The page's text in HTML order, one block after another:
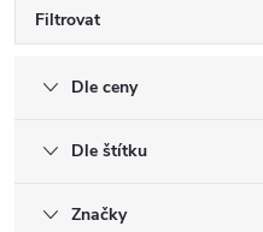
Filtrovat
Dle ceny
Dle štítku
Značky